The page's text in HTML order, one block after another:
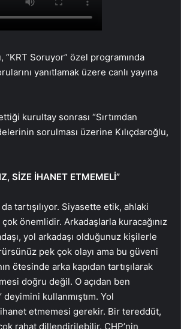
“KRT Soruyor” özel programında
yanıtlamak üzere canlı yayına
kurultay sonrası “Sırtımdan
sorulması üzerine Kılıçdaroğlu,
SİZE İHANET ETMEMELİ”
da tartışılıyor. Siyasette etik, ahlaki
önemlidir. Arkadaşlarla kuracağınız
yol arkadaşı olduğunuz kişilerle
pek çok olayı ama bu güveni
ötesinde arka kapıdan tartışılarak
doğru değil. O açıdan ben
deyimini kullanmıştım. Yol
ihanet etmemesi gerekir. Bir tereddüt,
rahat dillendirilebilir. CHP’nin